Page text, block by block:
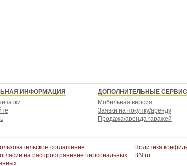
ИНФОРМАЦИЯ
ДОПОЛНИТЕЛЬНЫЕ
Мобильная версия
Заявки на покупку/аренду
Продажа/аренда гаражей
соглашение
на распространение персональных
Политика
BN.ru